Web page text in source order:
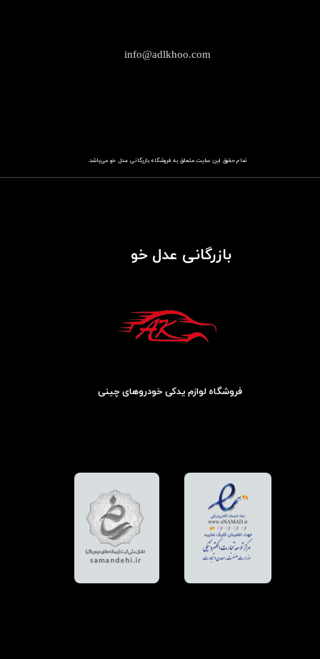
تمام حقوق این سایت متعلق به فروشگاهباز​​​​​​​رگانی عدل خو می‌باشد.
info@adlkhoo.com
بازرگانی عدل خو
فروشگاه لوازم یدکی خودروهای چینی